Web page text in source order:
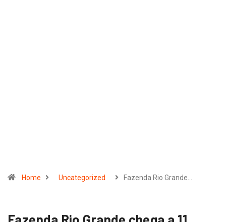
Home Uncategorized Fazenda Rio Grande…